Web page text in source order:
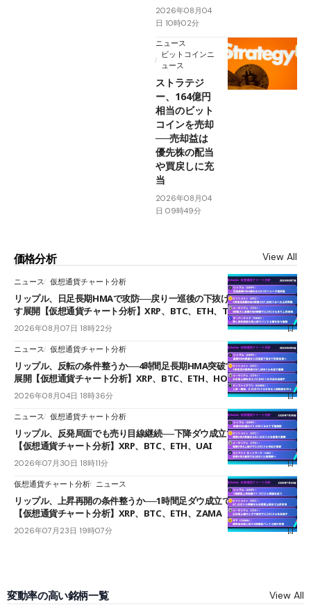
2026年08月04
日 10時02分
ニュース
ビットコインニ
ュース
ストラテジ
ー、164億円
相当のビット
コインを売却
──売却益は
優先株の配当
や買戻しに充
当
2026年08月04
日 09時49分
価格分析 View All
ニュース 仮想通貨チャート分析
リップル、日足長期HMAで攻防──戻り一巡後の下抜けで0.95ドルを試
す展開【仮想通貨チャート分析】XRP、BTC、ETH、TAKE
2026年08月07日 18時22分
ニュース 仮想通貨チャート分析
リップル、反転の条件整うか──4時間足長期HMA突破で雲下端を目指す
展開【仮想通貨チャート分析】XRP、BTC、ETH、HOME
2026年08月04日 18時36分
ニュース 仮想通貨チャート分析
リップル、反発局面でも売り目線継続──下降ダウ成立で下値追う展開
【仮想通貨チャート分析】XRP、BTC、ETH、UAI
2026年07月30日 18時11分
仮想通貨チャート分析 ニュース
リップル、上昇再開の条件整うか──1時間足ダウ成立で1.185ドルを狙う
【仮想通貨チャート分析】XRP、BTC、ETH、ZAMA
2026年07月23日 19時07分
変動率の高い銘柄一覧 View All